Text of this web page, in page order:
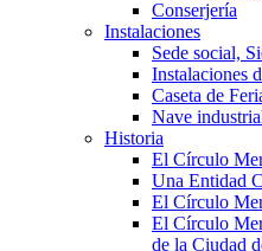
Conserjería
Instalaciones
Sede social,
Instalaciones
Caseta de
Nave
Historia
El Círculo
Una Entidad
El Círculo
El Círculo
de la Ciudad